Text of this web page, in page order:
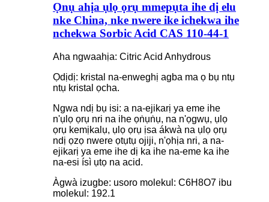
Ọnụ ahịa ụlọ ọrụ mmepụta ihe dị elu
nke China, nke nwere ike ichekwa ihe
nchekwa Sorbic Acid CAS 110-44-1
Aha ngwaahịa: Citric Acid Anhydrous
Ọdịdị: kristal na-enweghị agba ma ọ bụ ntụ
ntụ kristal ọcha.
Ngwa ndị bụ isi: a na-ejikarị ya eme ihe
n'ụlọ ọrụ nri na ihe ọṅụṅụ, na n'ọgwụ, ụlọ
ọrụ kemịkalụ, ụlọ ọrụ ịsa ákwà na ụlọ ọrụ
ndị ọzọ nwere ọtụtụ ojiji, n'ọhịa nri, a na-
ejikarị ya eme ihe dị ka ihe na-eme ka ihe
na-esi ísì ụtọ na acid.
Àgwà izugbe: usoro molekul: C6H8O7 ibu
molekul: 192.1